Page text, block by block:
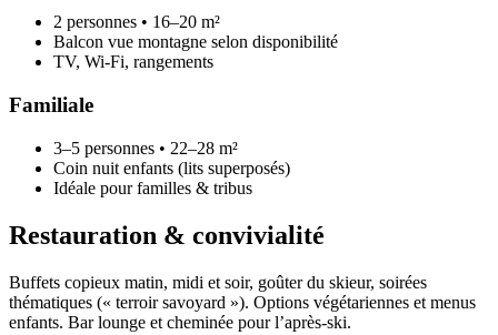
2 personnes • 16–20 m²
Balcon vue montagne selon disponibilité
TV, Wi‑Fi, rangements
Familiale
3–5 personnes • 22–28 m²
Coin nuit enfants (lits superposés)
Idéale pour familles & tribus
Restauration & convivialité
Buffets copieux matin, midi et soir, goûter du skieur, soirées
thématiques (« terroir savoyard »). Options végétariennes et menus
enfants. Bar lounge et cheminée pour l’après-ski.